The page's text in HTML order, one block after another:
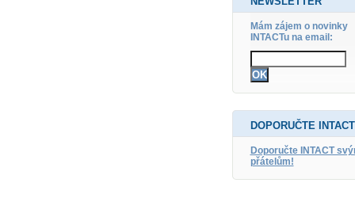
Mám zájem o novinky
INTACTu na email:
DOPORUČTE INTACT
Doporučte INTACT
přátelům!